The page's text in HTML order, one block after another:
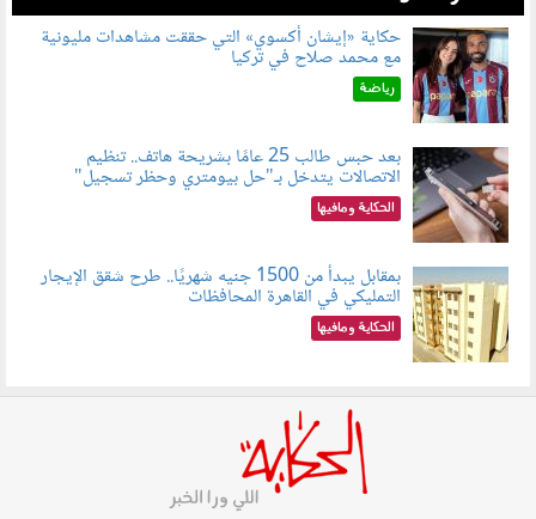
080802.jpg
حكاية «إيشان أكسوي» التي حققت مشاهدات مليونية
مع محمد صلاح في تركيا
رياضة
080803.jpg
بعد حبس طالب 25 عامًا بشريحة هاتف.. تنظيم
الاتصالات يتدخل بـ"حل بيومتري وحظر تسجيل"
الحكاية ومافيها
080801.jpg
بمقابل يبدأ من 1500 جنيه شهريًا.. طرح شقق الإيجار
التمليكي في القاهرة المحافظات
الحكاية ومافيها